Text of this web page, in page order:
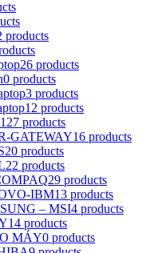
products
26 products
0 products
3 products
12 products
127 products
GATEWAY16 products
20 products
22 products
29 products
IBM13 products
– MSI4 products
14 products
MÁY0 products